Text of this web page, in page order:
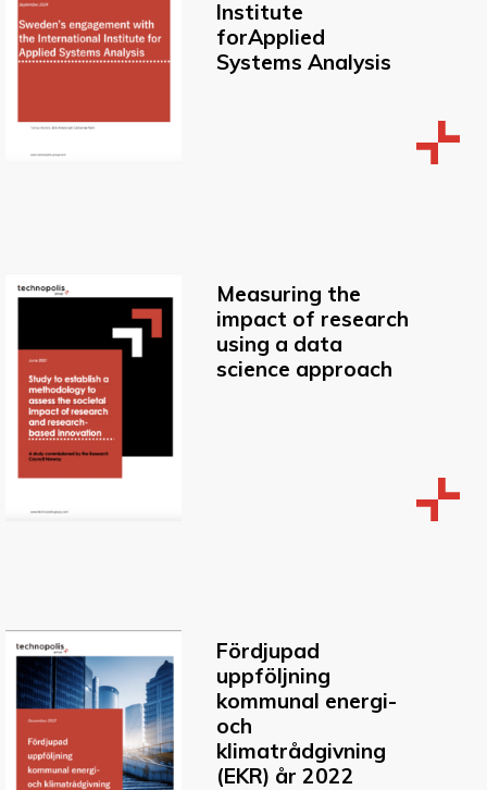
Institute
forApplied
Systems Analysis
Measuring the
impact of research
using a data
science approach
Fördjupad
uppföljning
kommunal energi-
och
klimatrådgivning
(EKR) år 2022